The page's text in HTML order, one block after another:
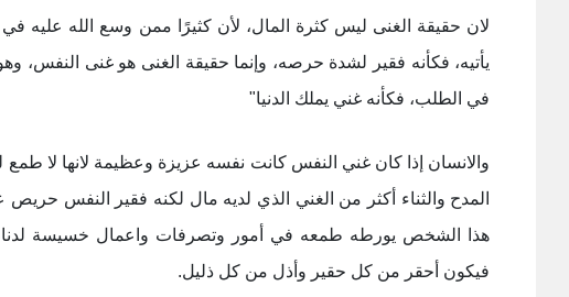
لان حقيقة الغنى ليس كثرة المال، لأن كثيرًا ممن وسع الله عليه في
يأتيه، فكأنه فقير لشدة حرصه، وإنما حقيقة الغنى هو غنى النفس،
في الطلب، فكأنه غني يملك الدنيا"
والانسان إذا كان غني النفس كانت نفسه عزيزة وعظيمة لانها لا
المدح والثناء أكثر من الغني الذي لديه مال لكنه فقير النفس
هذا الشخص يورطه طمعه في أمور وتصرفات واعمال خسيسة
فيكون أحقر من كل حقير وأذل من كل ذليل.